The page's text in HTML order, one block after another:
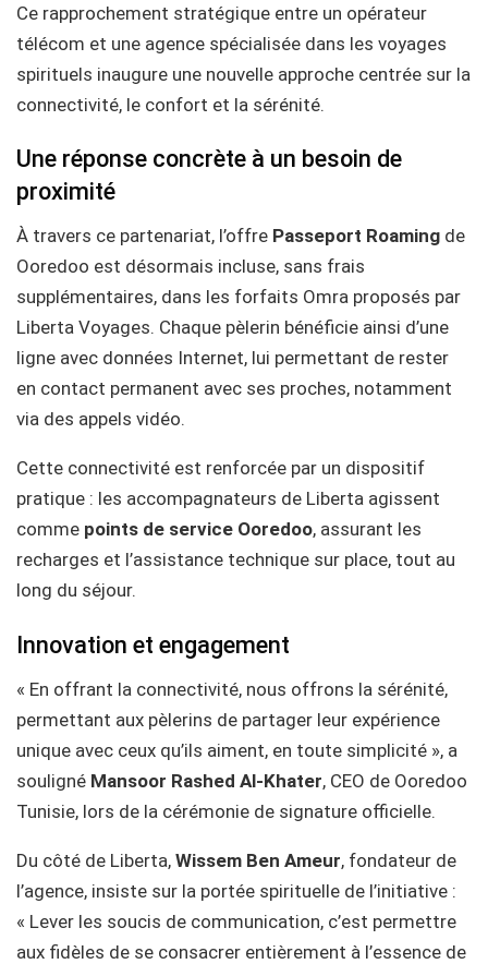
Ce rapprochement stratégique entre un opérateur
télécom et une agence spécialisée dans les voyages
spirituels inaugure une nouvelle approche centrée sur la
connectivité, le confort et la sérénité.
Une réponse concrète à un besoin de
proximité
À travers ce partenariat, l’offre Passeport Roaming de
Ooredoo est désormais incluse, sans frais
supplémentaires, dans les forfaits Omra proposés par
Liberta Voyages. Chaque pèlerin bénéficie ainsi d’une
ligne avec données Internet, lui permettant de rester
en contact permanent avec ses proches, notamment
via des appels vidéo.
Cette connectivité est renforcée par un dispositif
pratique : les accompagnateurs de Liberta agissent
comme points de service Ooredoo, assurant les
recharges et l’assistance technique sur place, tout au
long du séjour.
Innovation et engagement
« En offrant la connectivité, nous offrons la sérénité,
permettant aux pèlerins de partager leur expérience
unique avec ceux qu’ils aiment, en toute simplicité », a
souligné Mansoor Rashed Al-Khater, CEO de Ooredoo
Tunisie, lors de la cérémonie de signature officielle.
Du côté de Liberta, Wissem Ben Ameur, fondateur de
l’agence, insiste sur la portée spirituelle de l’initiative :
« Lever les soucis de communication, c’est permettre
aux fidèles de se consacrer entièrement à l’essence de